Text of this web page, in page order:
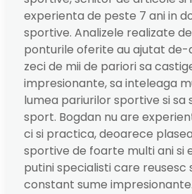
experienta de peste 7 ani in
sportive. Analizele realizate
ponturile oferite au ajutat de-
zeci de mii de pariori sa
impresionante, sa inteleaga
lumea pariurilor sportive si sa
sport. Bogdan nu are
ci si practica, deoarece
sportive de foarte multi ani si
putini specialisti care reusesc
constant sume impresionante.